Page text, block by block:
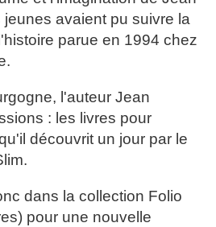
avaient pu suivre la
parue en 1994 chez
l'auteur Jean
: les livres pour
découvrit un jour par le
dans la collection Folio
pour une nouvelle